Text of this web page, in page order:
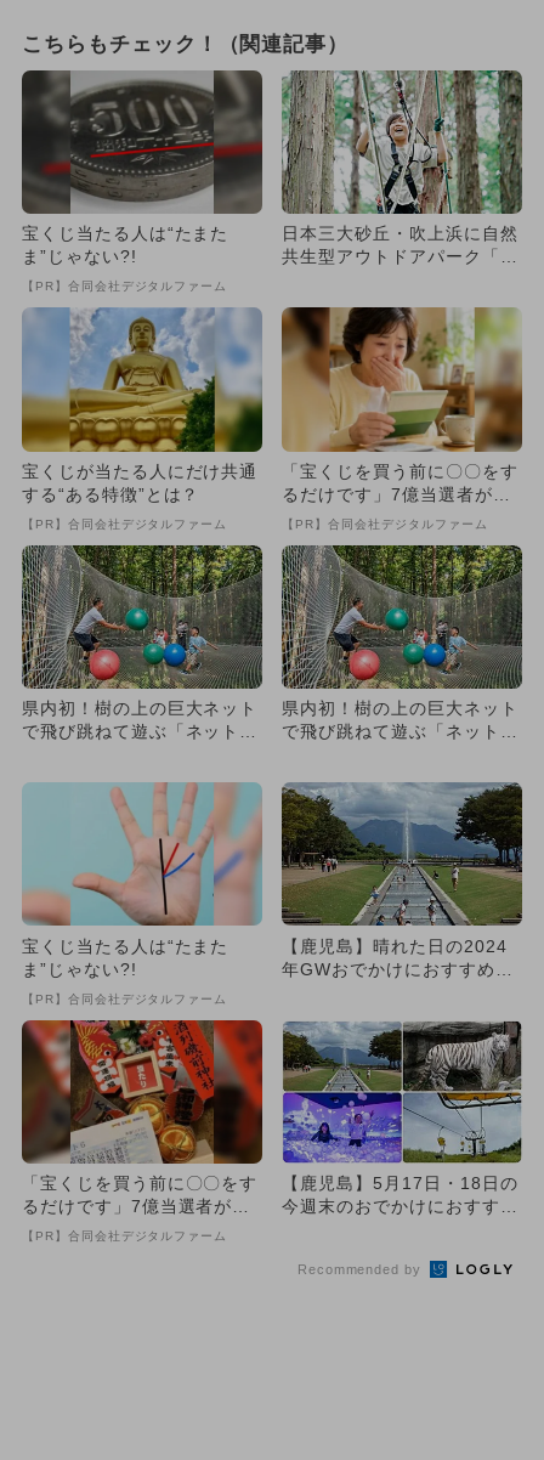
こちらもチェック！（関連記事）
宝くじ当たる人は“たまた
ま”じゃない?!
【PR】合同会社デジタルファーム
日本三大砂丘・吹上浜に自然
共生型アウトドアパーク「フ
生
宝くじが当たる人にだけ共通
する“ある特徴”とは？
【PR】合同会社デジタルファーム
「宝くじを買う前に〇〇をす
るだけです」7億当選者が続
出
【PR】合同会社デジタルファーム
県内初！樹の上の巨大ネット
で飛び跳ねて遊ぶ「ネットコ
県内初！樹の上の巨大ネット
で飛び跳ねて遊ぶ「ネットコ
宝くじ当たる人は“たまた
ま”じゃない?!
【PR】合同会社デジタルファーム
【鹿児島】晴れた日の2024
年GWおでかけにおすすめ！
「宝くじを買う前に〇〇をす
るだけです」7億当選者が続
出
【PR】合同会社デジタルファーム
【鹿児島】5月17日・18日の
今週末のおでかけにおすす
Recommended by